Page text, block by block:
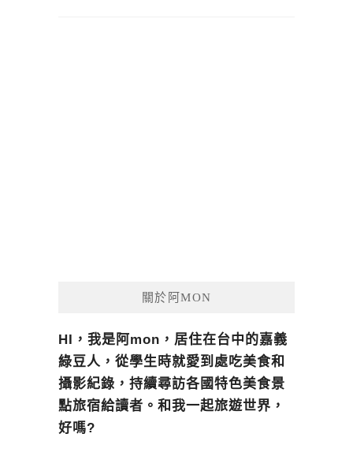
關於阿MON
HI，我是阿mon，居住在台中的嘉義
綠豆人，從學生時就愛到處吃美食和
攝影紀錄，持續尋訪各國特色美食景
點旅宿給讀者。和我一起旅遊世界，
好嗎?